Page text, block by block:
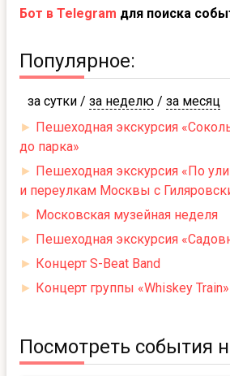
Бот в Telegram для поиска
Популярное:
за сутки / за неделю / за месяц
► Пешеходная экскурсия
до парка»
► Пешеходная экскурсия «По
и переулкам Москвы с
► Московская музейная неделя
► Пешеходная экскурсия
► Концерт S-Beat Band
► Концерт группы «Whiskey Train»
Посмотреть события